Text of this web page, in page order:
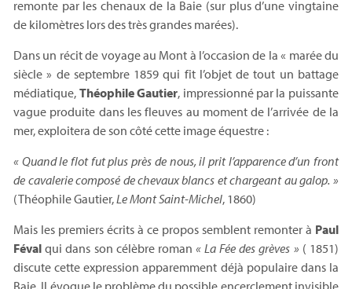
remonte par les chenaux de la Baie (sur plus d’une vingtaine
de kilomètres lors des très grandes marées).
Dans un récit de voyage au Mont à l’occasion de la « marée du
siècle » de septembre 1859 qui fit l’objet de tout un battage
médiatique, Théophile Gautier, impressionné par la puissante
vague produite dans les fleuves au moment de l’arrivée de la
mer, exploitera de son côté cette image équestre :
« Quand le flot fut plus près de nous, il prit l’apparence d’un front
de cavalerie composé de chevaux blancs et chargeant au galop. »
(Théophile Gautier,Le Mont Saint-Michel, 1860)
Mais les premiers écrits à ce propos semblent remonter à Paul
Féval qui dans son célèbre roman « La Fée des grèves » ( 1851)
discute cette expression apparemment déjà populaire dans la
Baie. Il évoque le problème du possible encerclement invisible